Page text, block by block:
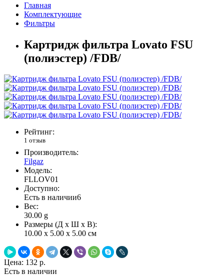
Главная
Комплектующие
Фильтры
Картридж фильтра Lovato FSU
(полиэстер) /FDB/
Рейтинг:
1 отзыв
Производитель:
Filgaz
Модель:
FLLOV01
Доступно:
Есть в наличии6
Вес:
30.00 g
Размеры (Д x Ш x В):
10.00 x 5.00 x 5.00 см
Цена: 132 р.
Есть в наличии